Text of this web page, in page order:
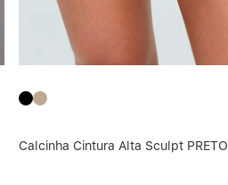
Calcinha Cintura Alta Sculpt PRETO